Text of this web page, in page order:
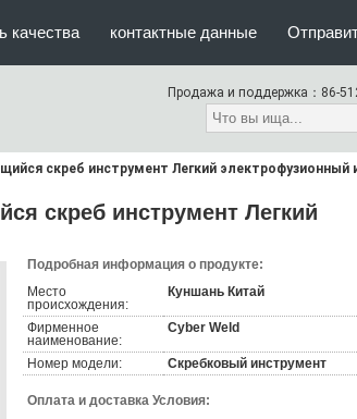
качества контактные данные
Продажа и поддержка： 86-
скреб инструмент Легкий электрофузионный
скреб инструмент Легкий
Подробная информация о продукте:
Место
происхождения:
Куншань Китай
Фирменное
наименование:
Cyber Weld
Номер модели: Скребковый инструмент
Оплата и доставка Условия: